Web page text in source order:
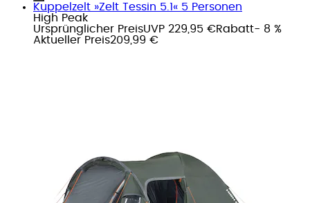
Kuppelzelt »Zelt Tessin 5.1« 5 Personen
High Peak
Ursprünglicher PreisUVP 229,95 €Rabatt- 8 %
Aktueller Preis209,99 €